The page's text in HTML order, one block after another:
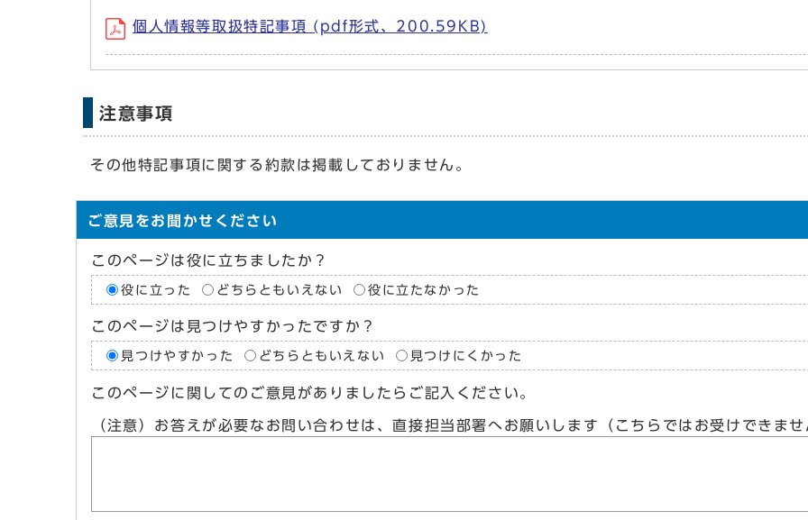
個人情報等取扱特記事項 (pdf形式、200.59KB)
注意事項
その他特記事項に関する約款は掲載しておりません。
ご意見をお聞かせください
このページは役に立ちましたか？
役に立った どちらともいえない 役に立たなかった
このページは見つけやすかったですか？
見つけやすかった どちらともいえない 見つけにくかった
このページに関してのご意見がありましたらご記入ください。
（注意）お答えが必要なお問い合わせは、直接担当部署へお願いします（こちらではお受けできま